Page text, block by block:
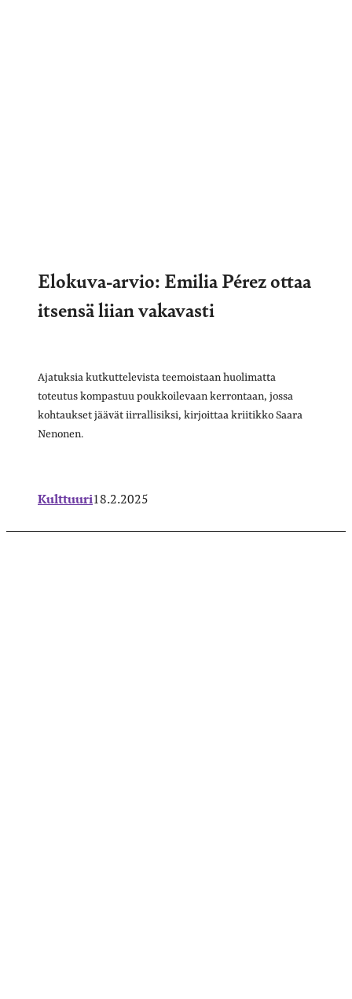
Elokuva-arvio: Emilia Pérez ottaa
itsensä liian vakavasti
Ajatuksia kutkuttelevista teemoistaan huolimatta
toteutus kompastuu poukkoilevaan kerrontaan, jossa
kohtaukset jäävät iirrallisiksi, kirjoittaa kriitikko Saara
Nenonen.
Kulttuuri18.2.2025